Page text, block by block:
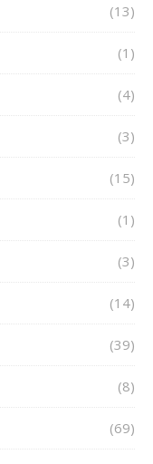
(13)
(1)
(4)
(3)
(15)
(1)
(3)
(14)
(39)
(8)
(69)